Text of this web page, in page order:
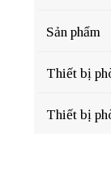
Sản phẩm
Thiết bị
Thiết bị